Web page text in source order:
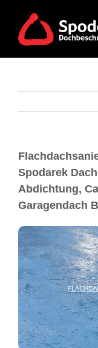
Spodarek
Abdichtung,
Garagendach